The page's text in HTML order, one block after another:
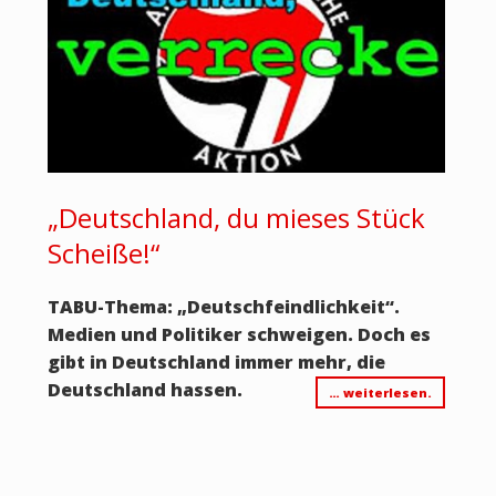
„Deutschland, du mieses Stück
Scheiße!“
TABU-Thema: „Deutschfeindlichkeit“.
Medien und Politiker schweigen. Doch es
gibt in Deutschland immer mehr, die
Deutschland hassen.
… weiterlesen.